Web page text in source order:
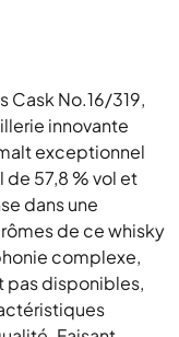
Cask No.16/319,
innovante
exceptionnel
de 57,8 % vol et
dans une
de ce whisky
complexe,
pas disponibles,